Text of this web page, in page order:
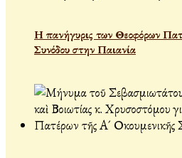
Η πανήγυρις των Θεοφόρων
Συνόδου στην Παιανία